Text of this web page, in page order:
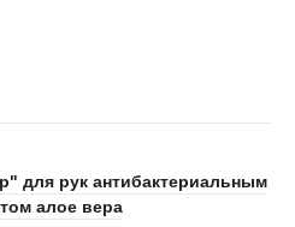
для рук антибактериальным
алое вера